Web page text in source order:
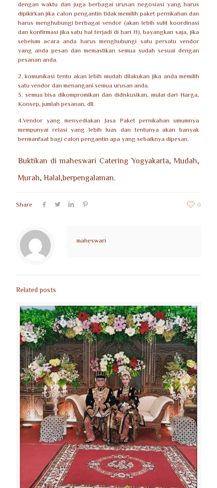
dengan waktu dan juga berbagai urusan negosiasi yang harus
dipikirkan jika calon pengantin tidak memilih paket pernikahan dan
harus menghubungi berbagai vendor (akan lebih sulit koordinasi
dan konfirmasi jika satu hal terjadi di hari H), bayangkan saja, jika
sebelum acara anda harus menghubungi satu persatu vendor
yang anda pesan dan memastikan semua sudah sesuai dengan
pesanan anda.
2. komunikasi tentu akan lebih mudah dilakukan jika anda memilih
satu vendor dan menangani semua urusan anda.
3. semua bisa dikompromikan dan didiskusikan, mulai dari Harga,
Konsep, jumlah pesanan, dll.
4.Vendor yang menyediakan Jasa Paket pernikahan umumnya
mempunyai relasi yang lebih luas dan tentunya akan banyak
bermanfaat bagi calon pengantin apa yang sebaiknya dipesan.
Buktikan di maheswari Catering Yogyakarta, Mudah,
Murah, Halal,berpengalaman.
Share 0
maheswari
Related posts